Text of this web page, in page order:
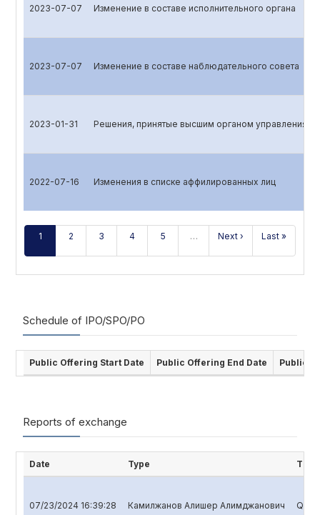
2023-07-07 Изменение в составе исполнительного органа
2023-07-07 Изменение в составе наблюдательного совета
2023-01-31 Решения, принятые высшим органом управления
2022-07-16 Изменения в списке аффилированных лиц
1 2 3 4 5 … Next › Last »
Schedule of IPO/SPO/PO
Public Offering Start Date Public Offering End Date Public
Reports of exchange
Date Type Title
07/23/2024 16:39:28 Камилжанов Алишер Алимджанович